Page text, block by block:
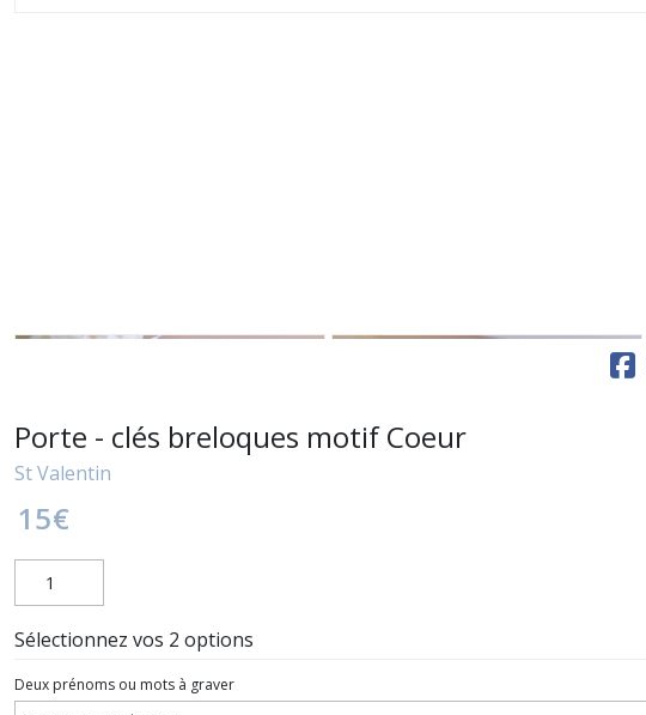
Porte - clés breloques motif Coeur
St Valentin
15€
Sélectionnez vos 2 options
Deux prénoms ou mots à graver